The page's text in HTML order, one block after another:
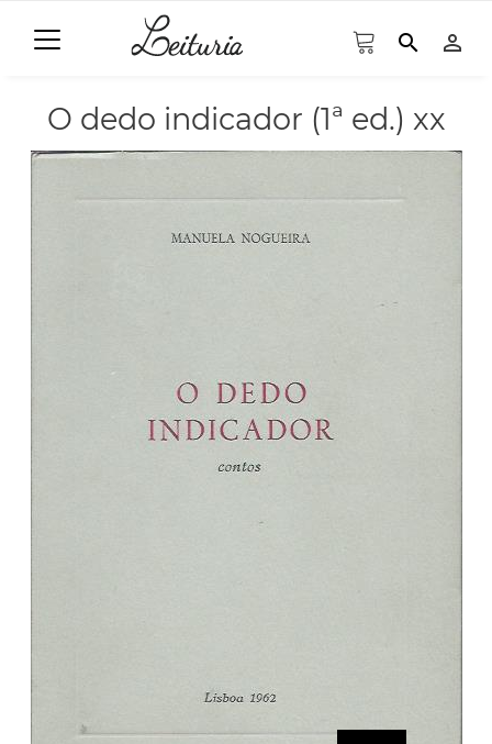
search person_outline
O dedo indicador (1ª ed.) xx